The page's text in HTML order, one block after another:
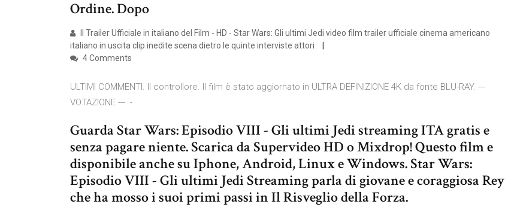
Ordine. Dopo
Il Trailer Ufficiale in italiano del Film - HD - Star Wars: Gli ultimi Jedi video film trailer ufficiale cinema americano
italiano in uscita clip inedite scena dietro le quinte interviste attori
4 Comments
ULTIMI COMMENTI. Il controllore. Il film è stato aggiornato in ULTRA DEFINIZIONE 4K da fonte BLU-RAY. ---
VOTAZIONE ---. -
Guarda Star Wars: Episodio VIII - Gli ultimi Jedi streaming ITA gratis e
senza pagare niente. Scarica da Supervideo HD o Mixdrop! Questo film e
disponibile anche su Iphone, Android, Linux e Windows. Star Wars:
Episodio VIII - Gli ultimi Jedi Streaming parla di giovane e coraggiosa Rey
che ha mosso i suoi primi passi in Il Risveglio della Forza.